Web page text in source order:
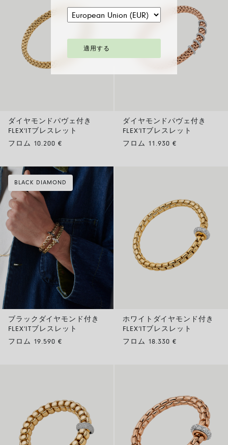
適用する
ダイヤモンドパヴェ付き
FLEX’ITブレスレット
フロム 10.200 €
ダイヤモンドパヴェ付き
FLEX’ITブレスレット
フロム 11.930 €
BLACK DIAMOND
ブラックダイヤモンド付き
FLEX’ITブレスレット
フロム 19.590 €
ホワイトダイヤモンド付き
FLEX’ITブレスレット
フロム 18.330 €